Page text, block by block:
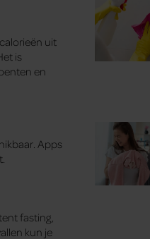
uit
is
en
Apps
fasting,
kun je